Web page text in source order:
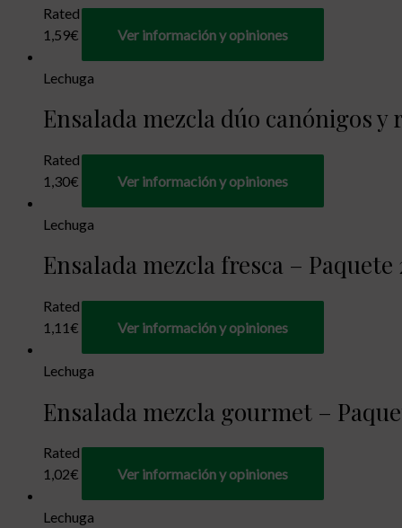
Rated0out of 5
1,59€ Ver información y opiniones
Lechuga
Ensalada mezcla dúo canónigos
Rated0out of 5
1,30€ Ver información y opiniones
Lechuga
Ensalada mezcla fresca –
Rated0out of 5
1,11€ Ver información y opiniones
Lechuga
Ensalada mezcla gourmet –
Rated0out of 5
1,02€ Ver información y opiniones
Lechuga